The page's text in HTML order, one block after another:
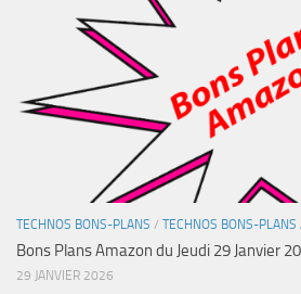
TECHNOS BONS-PLANS / TECHNOS BONS-PLANS
Bons Plans Amazon du Jeudi 29 Janvier
29 JANVIER 2026